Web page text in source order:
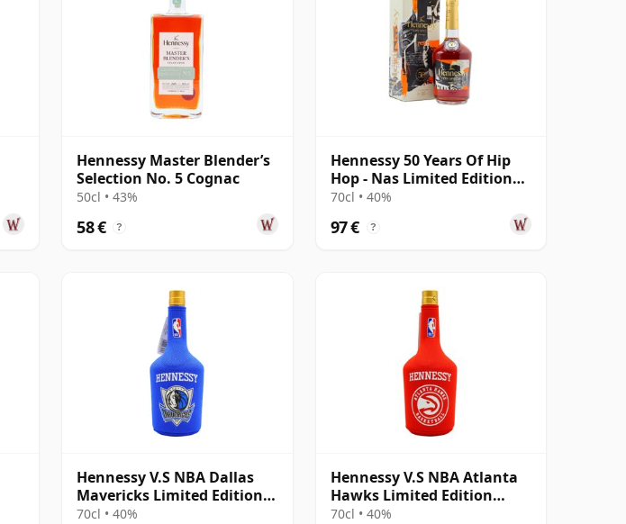
Hennessy Master Blender’s
Selection No. 5 Cognac
50cl • 43%
58 € ?
Hennessy 50 Years Of Hip
Hop - Nas Limited Edition
VS Cognac
70cl • 40%
97 € ?
Hennessy V.S NBA Dallas
Mavericks Limited Edition
Cognac
70cl • 40%
Hennessy V.S NBA Atlanta
Hawks Limited Edition
Cognac
70cl • 40%